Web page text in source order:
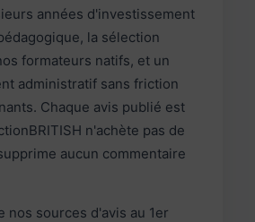
années d'investissement
la sélection
formateurs natifs, et un
administratif sans friction
Chaque avis publié est
n'achète pas de
aucun commentaire
nos sources d'avis au 1er